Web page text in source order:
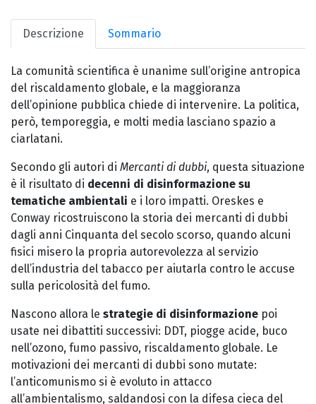
Descrizione Sommario
La comunità scientifica è unanime sull’origine antropica
del riscaldamento globale, e la maggioranza
dell’opinione pubblica chiede di intervenire. La politica,
però, temporeggia, e molti media lasciano spazio a
ciarlatani.
Secondo gli autori di Mercanti di dubbi, questa situazione
è il risultato di decenni di disinformazione su
tematiche ambientali e i loro impatti. Oreskes e
Conway ricostruiscono la storia dei mercanti di dubbi
dagli anni Cinquanta del secolo scorso, quando alcuni
fisici misero la propria autorevolezza al servizio
dell’industria del tabacco per aiutarla contro le accuse
sulla pericolosità del fumo.
Nascono allora le strategie di disinformazione poi
usate nei dibattiti successivi: DDT, piogge acide, buco
nell’ozono, fumo passivo, riscaldamento globale. Le
motivazioni dei mercanti di dubbi sono mutate:
l’anticomunismo si è evoluto in attacco
all’ambientalismo, saldandosi con la difesa cieca del